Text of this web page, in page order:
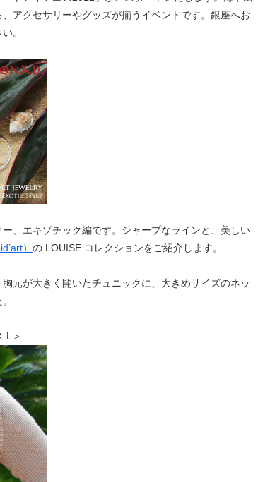
アクセサリーやグッズが揃うイベントです。銀座へお
。
、エキゾチック編です。シャープなラインと、美しい
） の LOUISE コレクションをご紹介します。
元が大きく開いたチュニックに、大きめサイズのネッ
L＞